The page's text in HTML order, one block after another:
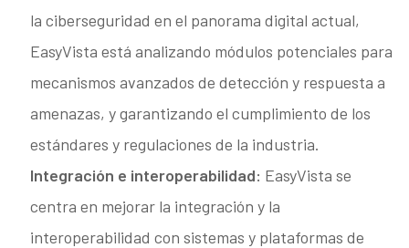
la ciberseguridad en el panorama digital actual,
EasyVista está analizando módulos potenciales para
mecanismos avanzados de detección y respuesta a
amenazas, y garantizando el cumplimiento de los
estándares y regulaciones de la industria.
Integración e interoperabilidad: EasyVista se
centra en mejorar la integración y la
interoperabilidad con sistemas y plataformas de